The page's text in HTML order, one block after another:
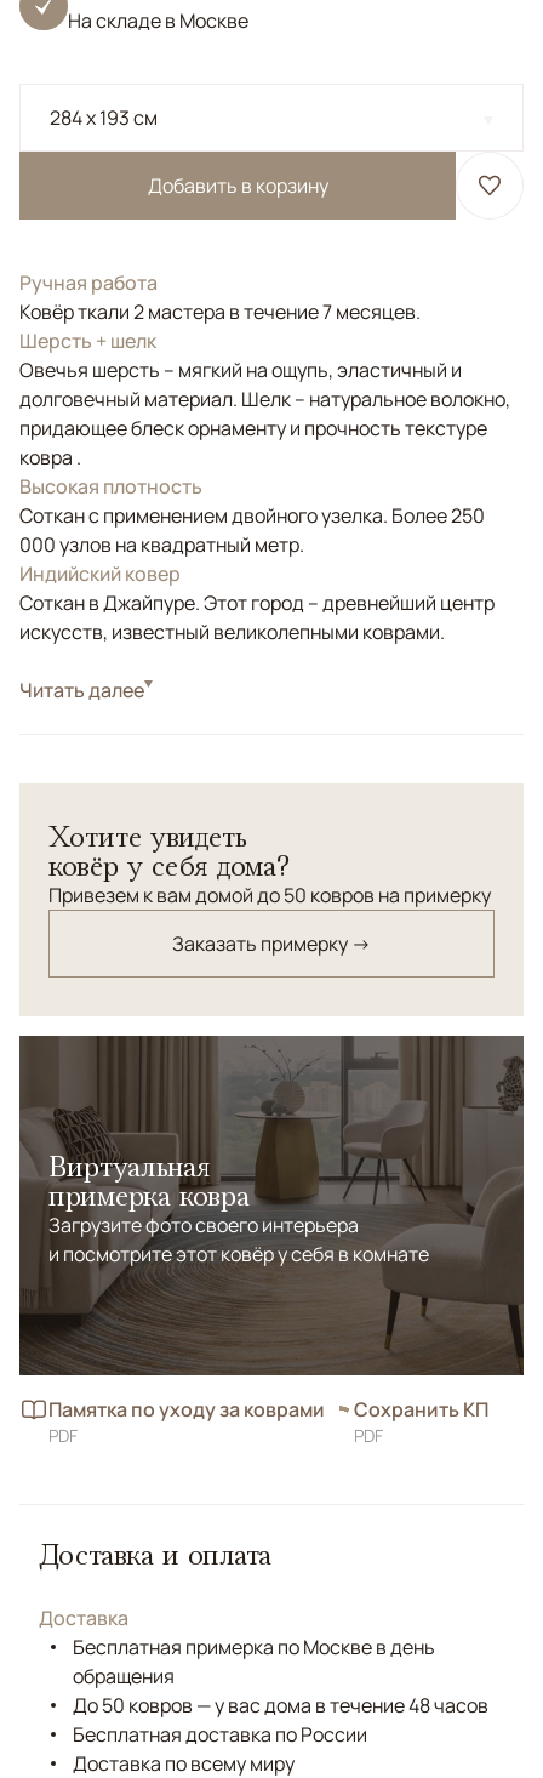
На складе в Москве
284 x 193 см
Добавить в корзину
Ручная работа
Ковёр ткали 2 мастера в течение 7 месяцев.
Шерсть + шелк
Овечья шерсть – мягкий на ощупь, эластичный и
долговечный материал. Шелк – натуральное волокно,
придающее блеск орнаменту и прочность текстуре
ковра .
Высокая плотность
Соткан с применением двойного узелка. Более 250
000 узлов на квадратный метр.
Индийский ковер
Соткан в Джайпуре. Этот город – древнейший центр
искусств, известный великолепными коврами.
СтильКлассические
классическим узором.
Читать далее
Хотите увидеть
ковёр у себя дома?
Привезем к вам домой до 50 ковров на примерку
Заказать примерку →
Виртуальная
примерка ковра
Загрузите фото своего интерьера
и посмотрите этот ковёр у себя в комнате
Памятка по уходу за коврами
PDF
Сохранить КП
PDF
Доставка и оплата
Доставка
Бесплатная примерка по Москве в день
обращения
До 50 ковров — у вас дома в течение 48 часов
Бесплатная доставка по России
Доставка по всему миру